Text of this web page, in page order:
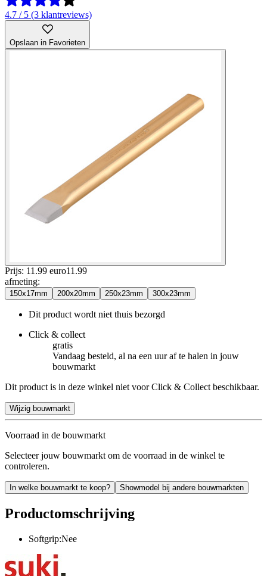
4.7 / 5 (3 klantreviews)
Opslaan in Favorieten
Prijs: 11.99 euro11 .99
afmeting:
150x17mm 200x20mm 250x23mm 300x23mm
Dit product wordt niet thuis bezorgd
Click & collect
gratis
Vandaag besteld, al na een uur af te halen in jouw
bouwmarkt
Dit product is in deze winkel niet voor Click & Collect beschikbaar.
Wijzig bouwmarkt
Voorraad in de bouwmarkt
Selecteer jouw bouwmarkt om de voorraad in de winkel te
controleren.
In welke bouwmarkt te koop? Showmodel bij andere bouwmarkten
Productomschrijving
Softgrip:Nee